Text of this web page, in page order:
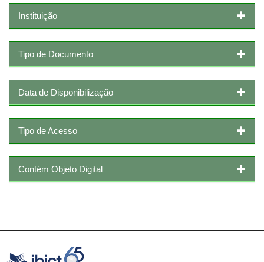
Instituição
Tipo de Documento
Data de Disponibilização
Tipo de Acesso
Contém Objeto Digital